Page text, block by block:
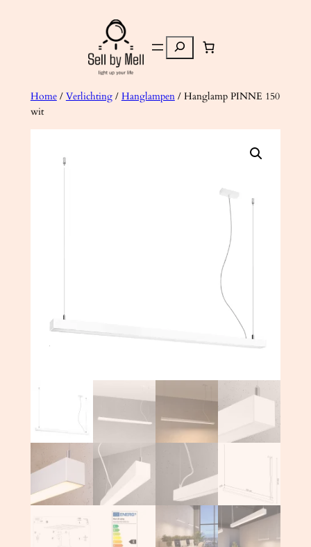
Zoeken
Home/ Verlichting/ Hanglampen/ Hanglamp PINNE 150
wit